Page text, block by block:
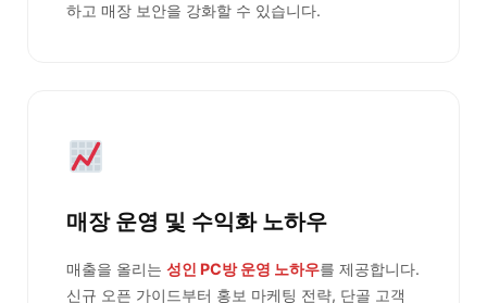
하고 매장 보안을 강화할 수 있습니다.
매장 운영 및 수익화 노하우
매출을 올리는 성인 PC방 운영 노하우를 제공합니다.
신규 오픈 가이드부터 홍보 마케팅 전략, 단골 고객